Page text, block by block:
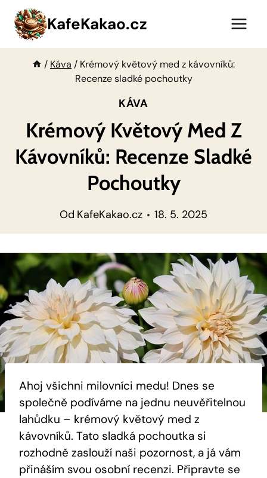
Přeskočit
obsah
KafeKakao.cz
/ Káva / Krémový květový med z kávovníků:
Recenze sladké pochoutky
KÁVA
Krémový Květový Med Z
Kávovníků: Recenze Sladké
Pochoutky
Od KafeKakao.cz 18. 5. 2025
Ahoj všichni milovníci medu! Dnes se
společně podíváme na jednu neuvěřitelnou
lahůdku – krémový květový med z
kávovníků. Tato sladká pochoutka si
rozhodně zaslouží naši pozornost, a já vám
přináším svou osobní recenzi. Připravte se